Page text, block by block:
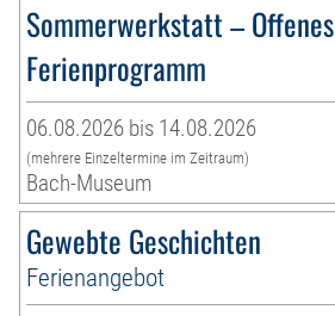
Sommerwerkstatt – Offenes
Ferienprogramm
06.08.2026 bis 14.08.2026
(mehrere Einzeltermine im Zeitraum)
Bach-Museum
Gewebte Geschichten
Ferienangebot